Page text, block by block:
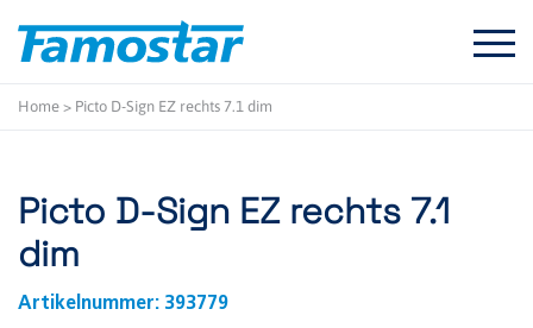
content
Home > Picto D-Sign EZ rechts 7.1 dim
Picto D-Sign EZ rechts 7.1
dim
Artikelnummer: 393779